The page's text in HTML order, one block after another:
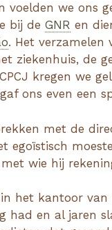
voelden we ons
bij de GNR en
. Het verzamelen
ziekenhuis, de
kregen we
ons even een
met de
egoïstisch
wie hij
het kantoor
en al jaren